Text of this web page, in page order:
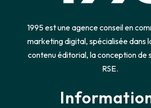
1995 est une agence conseil en
marketing digital, spécialisée dans
contenu éditorial, la conception de
RSE.